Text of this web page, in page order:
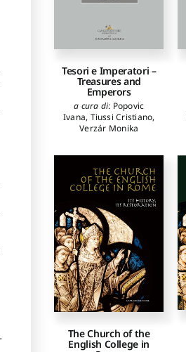
Tesori e Imperatori –
Treasures and
Emperors
a cura di: Popovic
Ivana, Tiussi Cristiano,
Verzár Monika
The Church of the
English College in